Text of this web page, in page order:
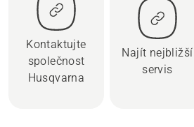
Kontaktujte
společnost
Husqvarna
Najít nejbližší
servis